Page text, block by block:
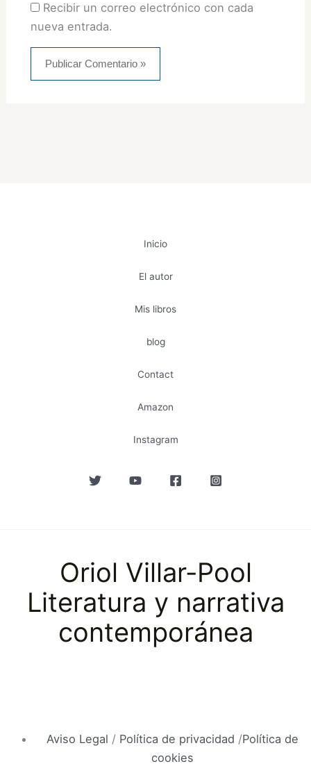
Recibir un correo electrónico con cada
nueva entrada.
Inicio
El autor
Mis libros
blog
Contact
Amazon
Instagram
Oriol Villar-Pool
Literatura y narrativa
contemporánea
Aviso Legal / Política de privacidad /Política de
cookies